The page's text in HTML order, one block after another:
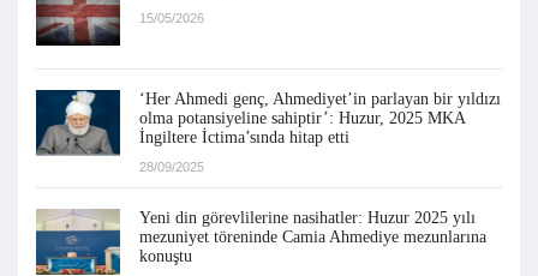
15/05/2026
‘Her Ahmedi genç, Ahmediyet’in parlayan bir yıldızı
olma potansiyeline sahiptir’: Huzur, 2025 MKA
İngiltere İctima’sında hitap etti
28/09/2025
Yeni din görevlilerine nasihatler: Huzur 2025 yılı
mezuniyet töreninde Camia Ahmediye mezunlarına
konuştu